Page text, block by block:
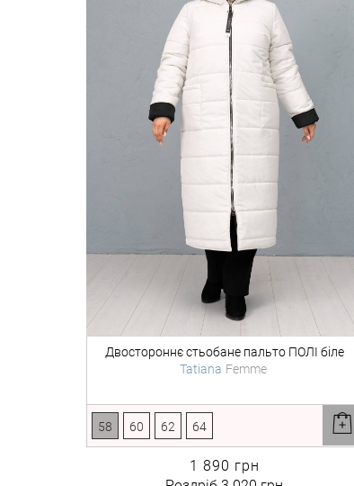
Двостороннє стьобане пальто ПОЛІ біле
Tatiana Femme
58 60 62 64
1 890 грн